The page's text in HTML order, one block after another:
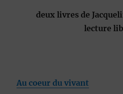
deux livres de
lecture
Au coeur du vivant